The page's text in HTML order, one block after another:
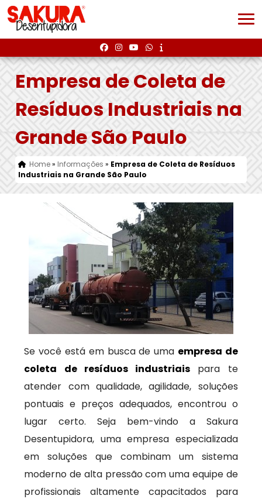
Empresa de Coleta de
Resíduos Industriais na
Grande São Paulo
Home» Informações » Empresa de Coleta de Resíduos
Industriais na Grande São Paulo
Se você está em busca de uma empresa de
coleta de resíduos industriais para te
atender com qualidade, agilidade, soluções
pontuais e preços adequados, encontrou o
lugar certo. Seja bem-vindo a Sakura
Desentupidora, uma empresa especializada
em soluções que combinam um sistema
moderno de alta pressão com uma equipe de
profissionais altamente capacitados para